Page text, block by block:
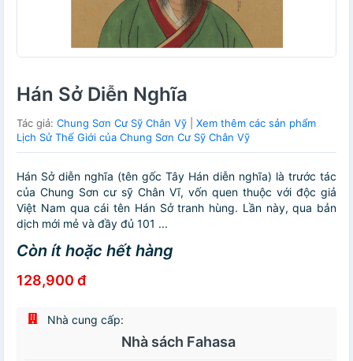
Hán Sở Diễn Nghĩa
Tác giả: Chung Sơn Cư Sỹ Chân Vỹ
Xem thêm các sản phẩm
Lịch Sử Thế Giới của Chung Sơn Cư Sỹ Chân Vỹ
Hán Sở diễn nghĩa (tên gốc Tây Hán diễn nghĩa) là trước tác
của Chung Sơn cư sỹ Chân Vĩ, vốn quen thuộc với độc giả
Việt Nam qua cái tên Hán Sở tranh hùng. Lần này, qua bản
dịch mới mẻ và đầy đủ 101 ...
Còn ít hoặc hết hàng
128,900 đ
Nhà cung cấp:
Nhà sách Fahasa